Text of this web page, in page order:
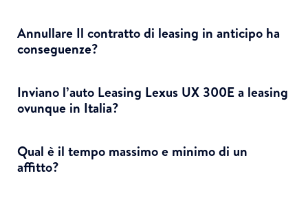
Annullare Il contratto di leasing in anticipo ha
conseguenze?
Inviano l’auto Leasing Lexus UX 300E a leasing
ovunque in Italia?
Qual è il tempo massimo e minimo di un
affitto?